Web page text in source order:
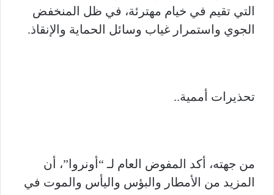
التي تقيم في خيام مهترئة، في ظل المنخفض
الجوي واستمرار غياب وسائل الحماية والإنقاذ.
تحذيرات أممية..
من جهته، أكد المفوض العام لـ “أونروا”، أن
المزيد من الأمطار والبؤس واليأس والموت في